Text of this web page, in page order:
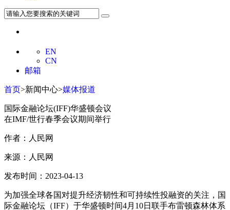
EN
CN
邮箱
首页>新闻中心>媒体报道
国际金融论坛(IFF)华盛顿会议
在IMF/世行春季会议期间举行
作者：人民网
来源：人民网
发布时间：2023-04-13
为加强全球各国对提升经济韧性和可持续性投融资的关注，国
际金融论坛（IFF）于华盛顿时间4月10日联手布雷顿森林体系